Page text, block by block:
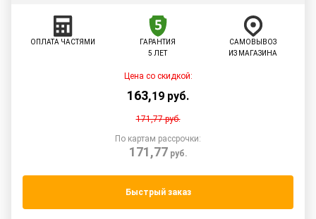
ОПЛАТА ЧАСТЯМИ
ГАРАНТИЯ
5 ЛЕТ
САМОВЫВОЗ
ИЗ МАГАЗИНА
Цена со скидкой:
163,19 руб.
171,77руб.
По картам рассрочки:
171,77 руб.
Быстрый заказ